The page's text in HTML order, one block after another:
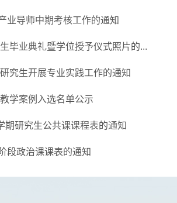
业导师中期考核工作的通知
毕业典礼暨学位授予仪式照片的...
究生开展专业实践工作的通知
学案例入选名单公示
期研究生公共课课程表的通知
段政治课课表的通知